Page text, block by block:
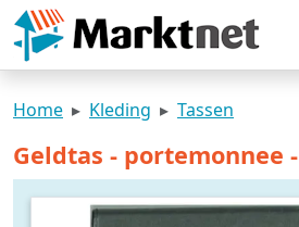
Home Kleding Tassen
Geldtas - portemonnee -